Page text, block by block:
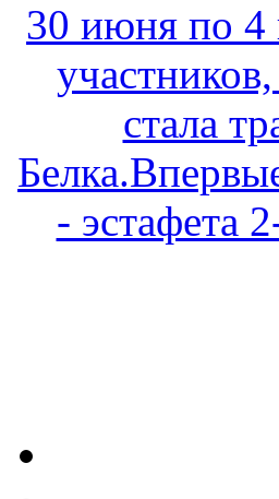
30 июня по 4
стала
- эстафета